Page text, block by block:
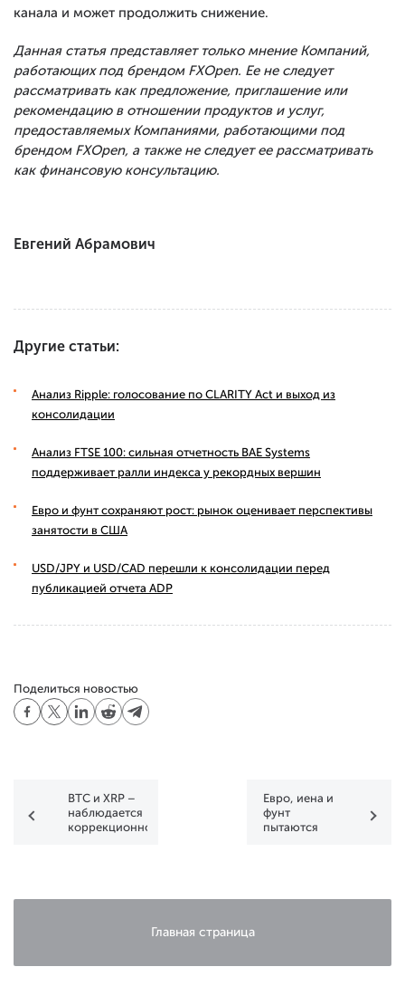
канала и может продолжить снижение.
Данная статья представляет только мнение Компаний,
работающих под брендом FXOpen. Ее не следует
рассматривать как предложение, приглашение или
рекомендацию в отношении продуктов и услуг,
предоставляемых Компаниями, работающими под
брендом FXOpen, а также не следует ее рассматривать
как финансовую консультацию.
Евгений Абрамович
Другие статьи:
Анализ Ripple: голосование по CLARITY Act и выход из
консолидации
Анализ FTSE 100: сильная отчетность BAE Systems
поддерживает ралли индекса у рекордных вершин
Евро и фунт сохраняют рост: рынок оценивает перспективы
занятости в США
USD/JPY и USD/CAD перешли к консолидации перед
публикацией отчета ADP
Поделиться новостью
BTC и XRP –
наблюдается
коррекционное
Евро, иена и
фунт
пытаются
Главная страница